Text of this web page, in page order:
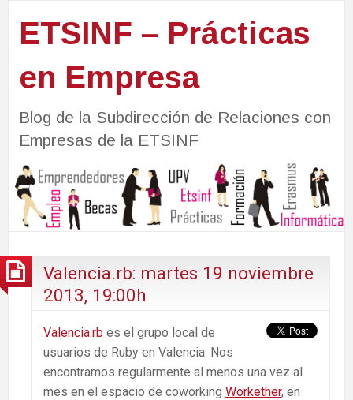
ETSINF – Prácticas
en Empresa
Blog de la Subdirección de Relaciones con
Empresas de la ETSINF
Valencia.rb: martes 19 noviembre
2013, 19:00h
Valencia.rb es el grupo local de
usuarios de Ruby en Valencia. Nos
encontramos regularmente al menos una vez al
mes en el espacio de coworking Workether, en